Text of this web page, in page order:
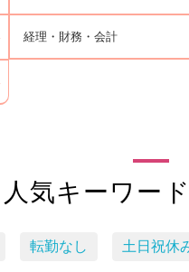
経理・財務・会計
人気キーワー
転勤なし 土日祝休